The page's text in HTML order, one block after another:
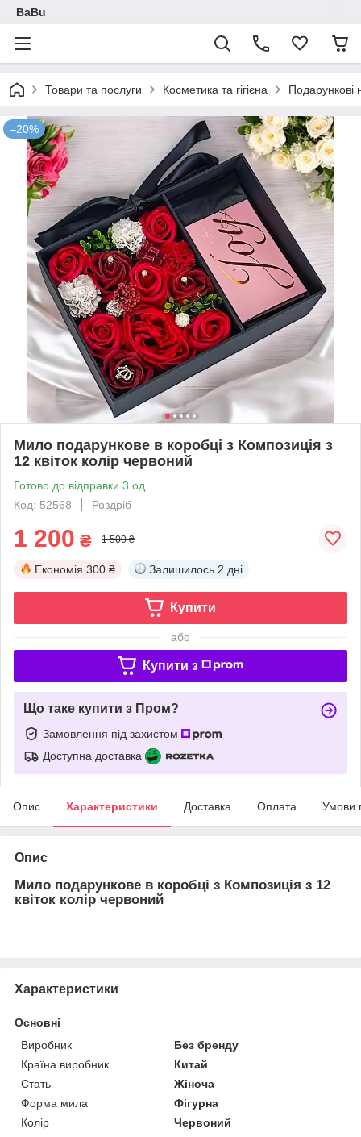
BaBu
Товари та послуги Косметика та гігієна Подарункові
–20%
Мило подарункове в коробці з Композиція з
12 квіток колір червоний
Готово до відправки 3 од.
Код: 52568
Роздріб
1 200 ₴ 1 500 ₴
Економія 300 ₴ Залишилось 2 дні
Купити
або
Купити з
Що таке купити з Пром?
Замовлення під захистом
Доступна доставка
Опис Характеристики Доставка Оплата Умови
Опис
Мило подарункове в коробці з Композиція з 12
квіток колір червоний
Характеристики
Основні
Виробник
Без бренду
Країна виробник
Китай
Стать
Жіноча
Форма мила
Фігурна
Колір
Червоний